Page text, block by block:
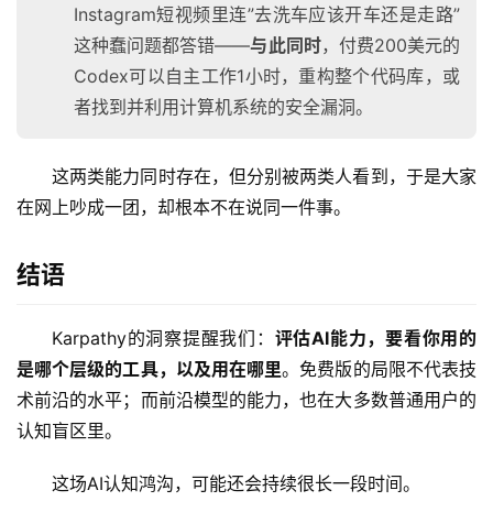
程
架
登录 注册
Instagram短视频里连”去洗车应该开车还是走路”
这种蠢问题都答错——与此同时，付费200美元的
Codex可以自主工作1小时，重构整个代码库，或
者找到并利用计算机系统的安全漏洞。
这两类能力同时存在，但分别被两类人看到，于是大家
在网上吵成一团，却根本不在说同一件事。
结语
Karpathy的洞察提醒我们： 评估AI能力，要看你用的
是哪个层级的工具，以及用在哪里。免费版的局限不代表技
术前沿的水平；而前沿模型的能力，也在大多数普通用户的
认知盲区里。
这场AI认知鸿沟，可能还会持续很长一段时间。